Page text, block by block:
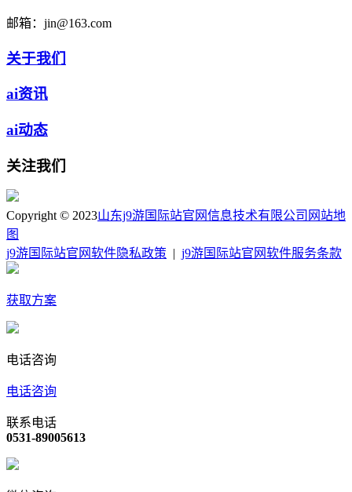
邮箱： jin@163.com
关于我们
ai资讯
ai动态
关注我们
Copyright © 2023山东j9游国际站官网信息技术有限公司 网站地
图
j9游国际站官网软件隐私政策
j9游国际站官网软件服务条款
获取方案
电话咨询
电话咨询
联系电话
0531-89005613